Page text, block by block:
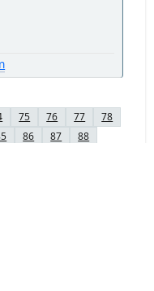
75 76 77
78
86 87
88